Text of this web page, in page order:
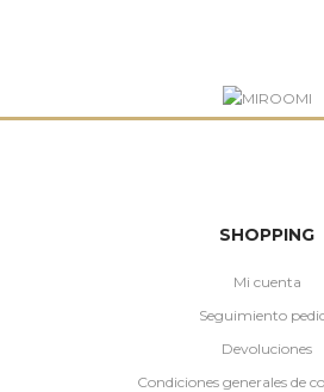
SHOPPING
Mi cuenta
Seguimiento
Devoluciones
Condiciones generales de